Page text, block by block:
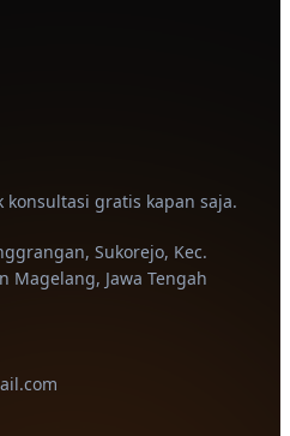
gratis kapan saja.
Sukorejo, Kec.
Magelang, Jawa Tengah